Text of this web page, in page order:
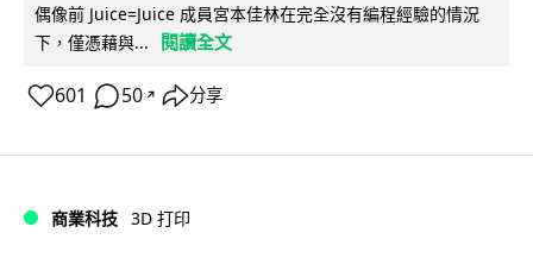
偶像前 Juice=Juice 成員宮本佳林在完全沒有編程經驗的情況
下，僅憑藉與...
閱讀全文
601 50 ↗ 分享
商業科技 3D 打印